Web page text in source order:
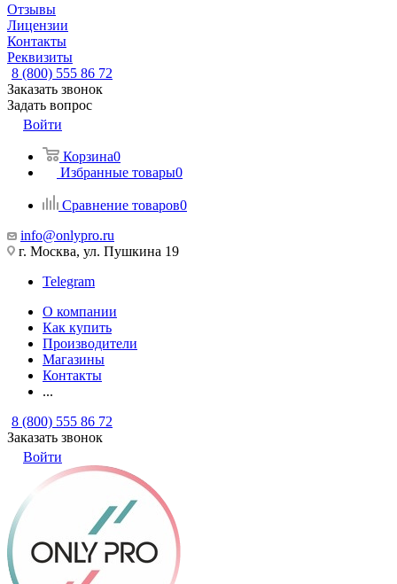
Отзывы
Лицензии
Контакты
Реквизиты
8 (800) 555 86 72
Заказать звонок
Задать вопрос
Войти
Корзина0
Избранные товары0
Сравнение товаров0
info@onlypro.ru
г. Москва, ул. Пушкина 19
Telegram
О компании
Как купить
Производители
Магазины
Контакты
...
8 (800) 555 86 72
Заказать звонок
Войти